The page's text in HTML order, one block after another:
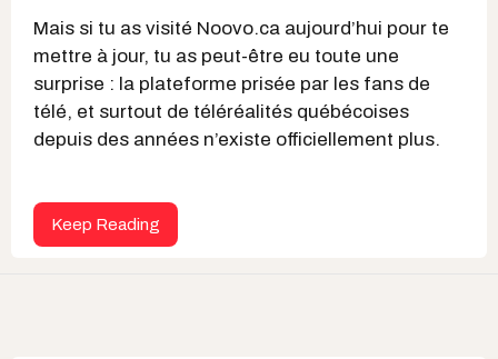
Mais si tu as visité Noovo.ca aujourd’hui pour te
mettre à jour, tu as peut-être eu toute une
surprise : la plateforme prisée par les fans de
télé, et surtout de téléréalités québécoises
depuis des années n’existe officiellement plus.
Keep Reading